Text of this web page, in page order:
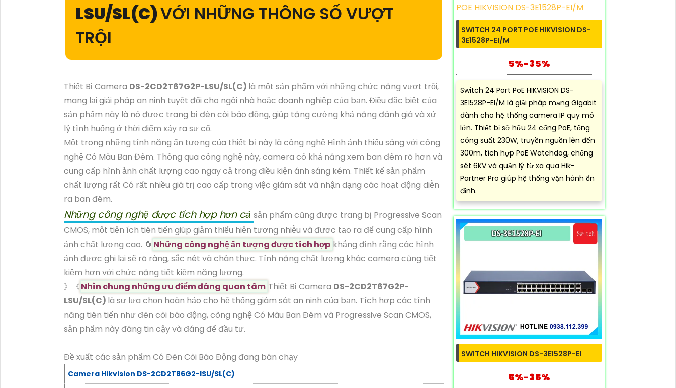
LSU/SL(C)VỚI NHỮNG THÔNG SỐ VƯỢT
TRỘI
Thiết Bị Camera DS-2CD2T67G2P-LSU/SL(C) là một sản phẩm với những chức năng vượt trội,
mang lại giải pháp an ninh tuyệt đối cho ngôi nhà hoặc doanh nghiệp của bạn. Điều đặc biệt của
sản phẩm này là nó được trang bị đèn còi báo động, giúp tăng cường khả năng đánh giá và xử
lý tình huống ở thời điểm xảy ra sự cố.
Một trong những tính năng ấn tượng của thiết bị này là công nghệ Hình ảnh thiếu sáng với công
nghệ Có Màu Ban Đêm. Thông qua công nghệ này, camera có khả năng xem ban đêm rõ hơn và
cung cấp hình ảnh chất lượng cao ngay cả trong điều kiện ánh sáng kém. Thiết kế sản phẩm
chất lượng rất Có rất nhiều giá trị cao cấp trong việc giám sát và nhận dạng các hoạt động diễn
ra ban đêm.
Những công nghệ được tích hợp hơn cả sản phẩm cũng được trang bị Progressive Scan
CMOS, một tiện ích tiên tiến giúp giảm thiểu hiện tượng nhiễu và được tạo ra để cung cấp hình
ảnh chất lượng cao. 🔄 Những công nghệ ấn tượng được tích hợp khẳng định rằng các hình
ảnh được ghi lại sẽ rõ ràng, sắc nét và chân thực. Tính năng chất lượng khác camera cũng tiết
kiệm hơn với chức năng tiết kiệm năng lượng.
》《Nhìn chung những ưu điểm đáng quan tâm Thiết Bị Camera DS-2CD2T67G2P-
LSU/SL(C) là sự lựa chọn hoàn hảo cho hệ thống giám sát an ninh của bạn. Tích hợp các tính
năng tiên tiến như đèn còi báo động, công nghệ Có Màu Ban Đêm và Progressive Scan CMOS,
sản phẩm này đáng tin cậy và đáng để đầu tư.
Đề xuất các sản phẩm Có Đèn Còi Báo Động đang bán chạy
Camera Hikvision DS-2CD2T86G2-ISU/SL(C)
SWITCH 24 PORT POE HIKVISION DS-
3E1528P-EI/M
5%-35%
Switch 24 Port PoE HIKVISION DS-
3E1528P-EI/M là giải pháp mạng Gigabit
dành cho hệ thống camera IP quy mô
lớn. Thiết bị sở hữu 24 cổng PoE, tổng
công suất 230W, truyền nguồn lên đến
300m, tích hợp PoE Watchdog, chống
sét 6KV và quản lý từ xa qua Hik-
Partner Pro giúp hệ thống vận hành ổn
định.
SWITCH HIKVISION DS-3E1528P-EI
5%-35%